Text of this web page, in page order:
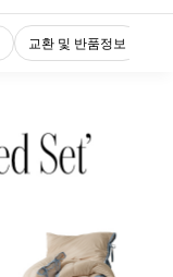
교환 및 반품정보